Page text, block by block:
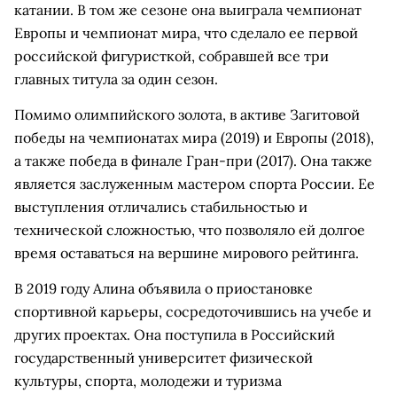
катании. В том же сезоне она выиграла чемпионат
Европы и чемпионат мира, что сделало ее первой
российской фигуристкой, собравшей все три
главных титула за один сезон.
Помимо олимпийского золота, в активе Загитовой
победы на чемпионатах мира (2019) и Европы (2018),
а также победа в финале Гран-при (2017). Она также
является заслуженным мастером спорта России. Ее
выступления отличались стабильностью и
технической сложностью, что позволяло ей долгое
время оставаться на вершине мирового рейтинга.
В 2019 году Алина объявила о приостановке
спортивной карьеры, сосредоточившись на учебе и
других проектах. Она поступила в Российский
государственный университет физической
культуры, спорта, молодежи и туризма